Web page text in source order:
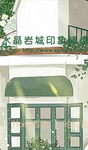
Home首页 论坛